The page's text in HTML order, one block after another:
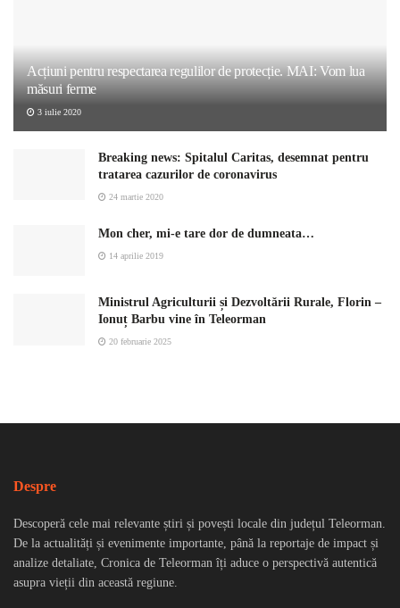
Acțiuni pentru respectarea regulilor de protecție. MAI: Vom lua
măsuri ferme
3 iulie 2020
Breaking news: Spitalul Caritas, desemnat pentru
tratarea cazurilor de coronavirus
24 martie 2020
Mon cher, mi-e tare dor de dumneata…
14 aprilie 2019
Ministrul Agriculturii și Dezvoltării Rurale, Florin –
Ionuț Barbu vine în Teleorman
20 februarie 2025
Despre
Descoperă cele mai relevante știri și povești locale din județul Teleorman.
De la actualități și evenimente importante, până la reportaje de impact și
analize detaliate, Cronica de Teleorman îți aduce o perspectivă autentică
asupra vieții din această regiune.